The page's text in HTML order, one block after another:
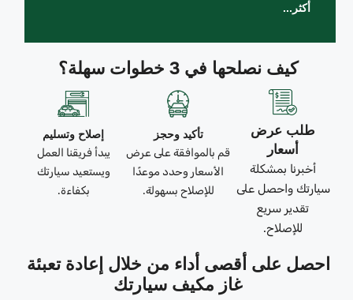
كيف نصلحها في 3 خطوات سهلة؟
طلب عرض
أسعار
أخبرنا بمشكلة
سيارتك واحصل على
تقدير سريع
للإصلاح.
تأكيد وحجز
قم بالموافقة على عرض
الأسعار وحدد موعدًا
للإصلاح بسهولة.
إصلاح وتسليم
يبدأ فريقنا العمل
ويستعيد سيارتك
بكفاءة.
احصل على أقصى أداء من خلال إعادة تعبئة
غاز مكيف سيارتك
أكثر...